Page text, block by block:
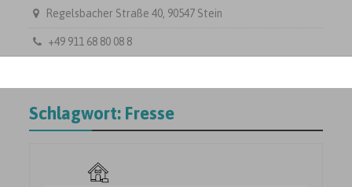
Regelsbacher Straße 40, 90547 Stein
+49 911 68 80 08 8
Schlagwort: Fresse